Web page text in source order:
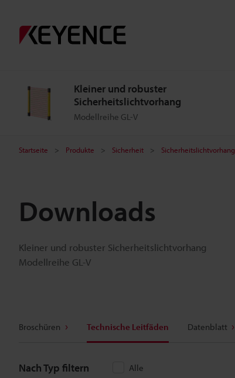
Kleiner und robuster
Sicherheitslichtvorhang
Modellreihe GL-V
Startseite Produkte Sicherheit Sicherheitslichtvorhang
Downloads
Kleiner und robuster Sicherheitslichtvorhang
Modellreihe GL-V
Broschüren Technische Leitfäden Datenblatt
Nach Typ filtern Alle